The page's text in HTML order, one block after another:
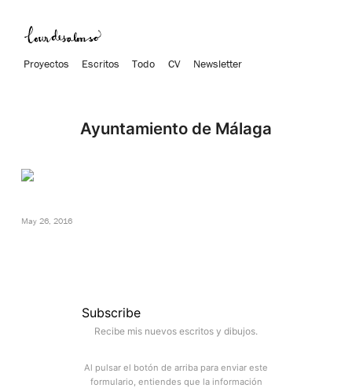
Proyectos Escritos Todo CV Newsletter
Ayuntamiento de Málaga
May 26, 2016
Subscribe
Recibe mis nuevos escritos y dibujos.
Al pulsar el botón de arriba para enviar este
formulario, entiendes que la información